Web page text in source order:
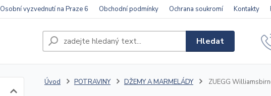
Osobní vyzvednutí na Praze 6 Obchodní podmínky Ochrana soukromí Kontakty
Hledat
Úvod POTRAVINY DŽEMY A MARMELÁDY ZUEGG